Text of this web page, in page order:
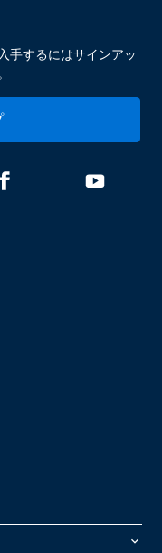
keyboard_arrow_down
手するにはサインアッ